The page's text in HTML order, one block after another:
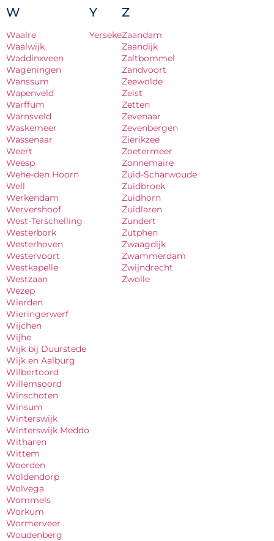
W
Waalre
Waalwijk
Waddinxveen
Wageningen
Wanssum
Wapenveld
Warffum
Warnsveld
Waskemeer
Wassenaar
Weert
Weesp
Wehe-den Hoorn
Well
Werkendam
Wervershoof
West-Terschelling
Westerbork
Westerhoven
Westervoort
Westkapelle
Westzaan
Wezep
Wierden
Wieringerwerf
Wijchen
Wijhe
Wijk bij Duurstede
Wijk en Aalburg
Wilbertoord
Willemsoord
Winschoten
Winsum
Winterswijk
Winterswijk Meddo
Witharen
Wittem
Woerden
Woldendorp
Wolvega
Wommels
Workum
Wormerveer
Woudenberg
Y
Yerseke
Z
Zaandam
Zaandijk
Zaltbommel
Zandvoort
Zeewolde
Zeist
Zetten
Zevenaar
Zevenbergen
Zierikzee
Zoetermeer
Zonnemaire
Zuid-Scharwoude
Zuidbroek
Zuidhorn
Zuidlaren
Zundert
Zutphen
Zwaagdijk
Zwammerdam
Zwijndrecht
Zwolle